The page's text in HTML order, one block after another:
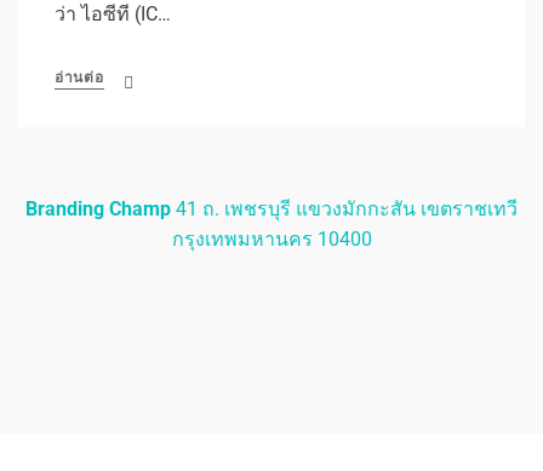
ว่า ไอซีที (IC…
อ่านต่อ
Branding Champ 41 ถ. เพชรบุรี แขวงมักกะสัน เขตราชเทวี
กรุงเทพมหานคร 10400